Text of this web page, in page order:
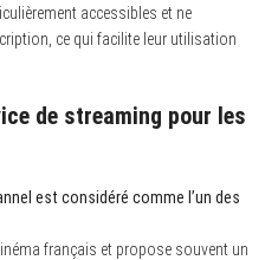
accessibles et ne
ce qui facilite leur utilisation
de streaming pour les
est considéré comme l’un des
français et propose souvent un